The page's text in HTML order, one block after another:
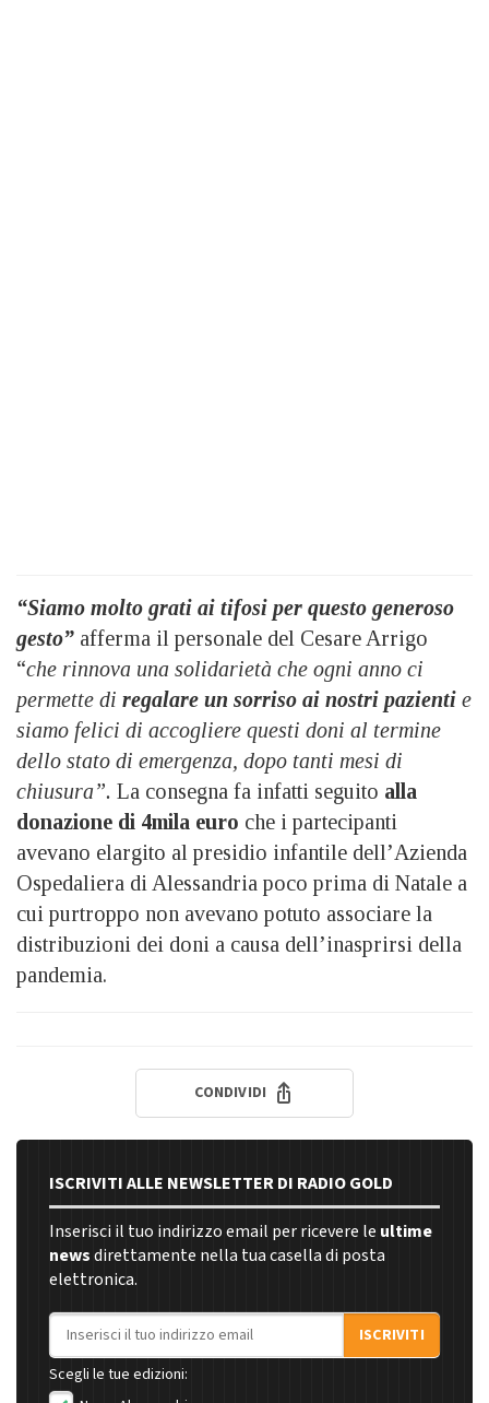
“Siamo molto grati ai tifosi per questo generoso
gesto” afferma il personale del Cesare Arrigo
“che rinnova una solidarietà che ogni anno ci
permette di regalare un sorriso ai nostri pazienti e
siamo felici di accogliere questi doni al termine
dello stato di emergenza, dopo tanti mesi di
chiusura”. La consegna fa infatti seguito alla
donazione di 4mila euro che i partecipanti
avevano elargito al presidio infantile dell’Azienda
Ospedaliera di Alessandria poco prima di Natale a
cui purtroppo non avevano potuto associare la
distribuzioni dei doni a causa dell’inasprirsi della
pandemia.
CONDIVIDI
ISCRIVITI ALLE NEWSLETTER DI RADIO GOLD
Inserisci il tuo indirizzo email per ricevere le ultime
newsdirettamente nella tua casella di posta
elettronica.
Indirizzo email
ISCRIVITI
Scegli le tue edizioni: